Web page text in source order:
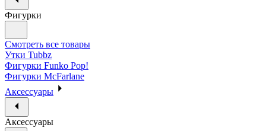
Фигурки
Смотреть все товары
Утки Tubbz
Фигурки Funko Pop!
Фигурки McFarlane
Аксессуары
Аксессуары